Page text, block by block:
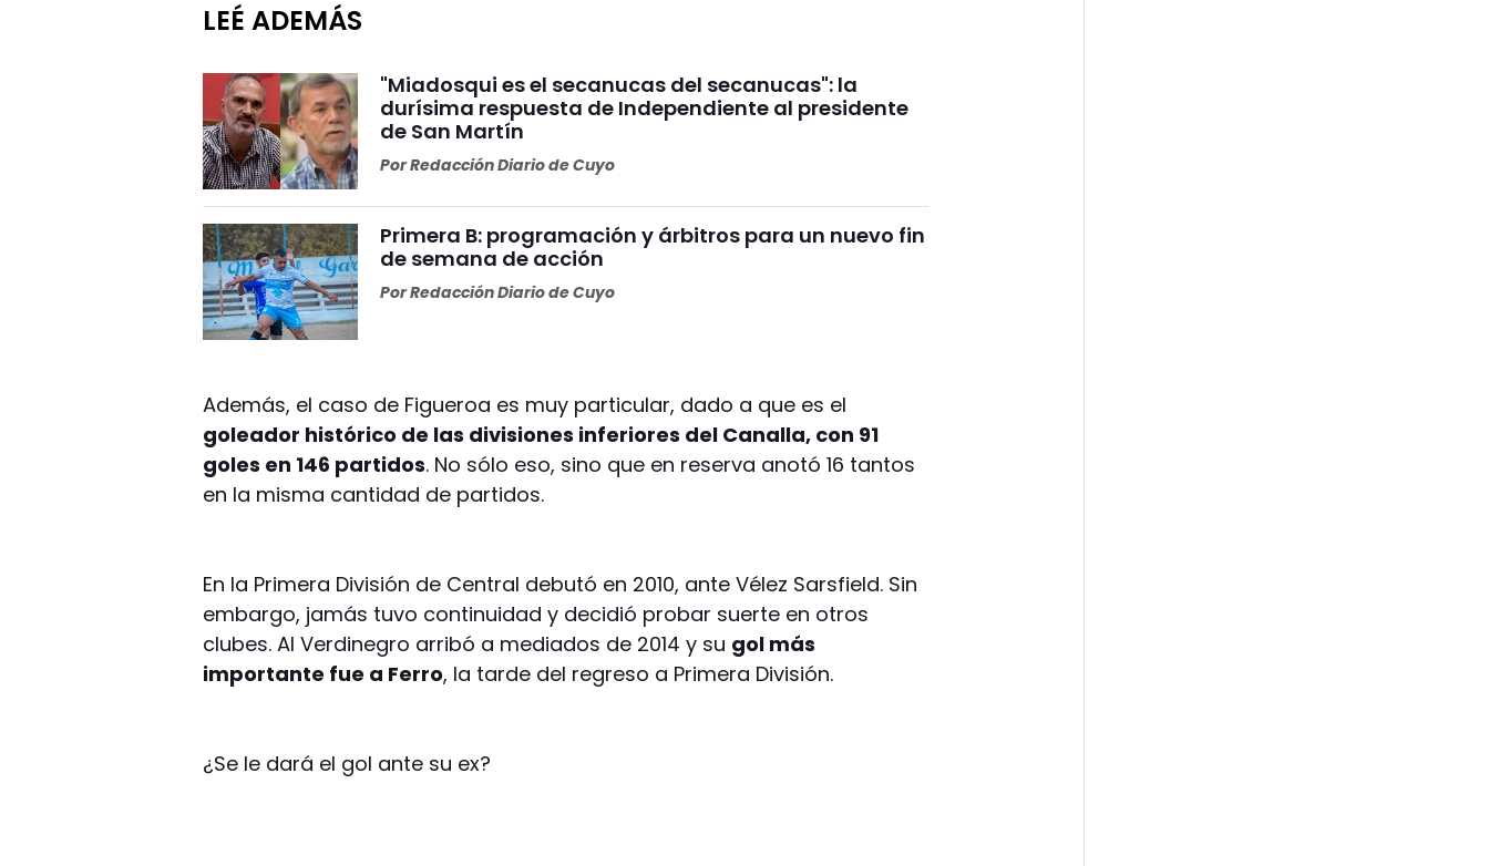
LEÉ ADEMÁS
"Miadosqui es el secanucas del secanucas": la
durísima respuesta de Independiente al presidente
de San Martín
PorRedacción Diario de Cuyo
Primera B: programación y árbitros para un nuevo fin
de semana de acción
PorRedacción Diario de Cuyo
Además, el caso de Figueroa es muy particular, dado a que es el
goleador histórico de las divisiones inferiores del Canalla, con 91
goles en 146 partidos. No sólo eso, sino que en reserva anotó 16 tantos
en la misma cantidad de partidos.
En la Primera División de Central debutó en 2010, ante Vélez Sarsfield. Sin
embargo, jamás tuvo continuidad y decidió probar suerte en otros
clubes. Al Verdinegro arribó a mediados de 2014 y su gol más
importante fue a Ferro, la tarde del regreso a Primera División.
¿Se le dará el gol ante su ex?